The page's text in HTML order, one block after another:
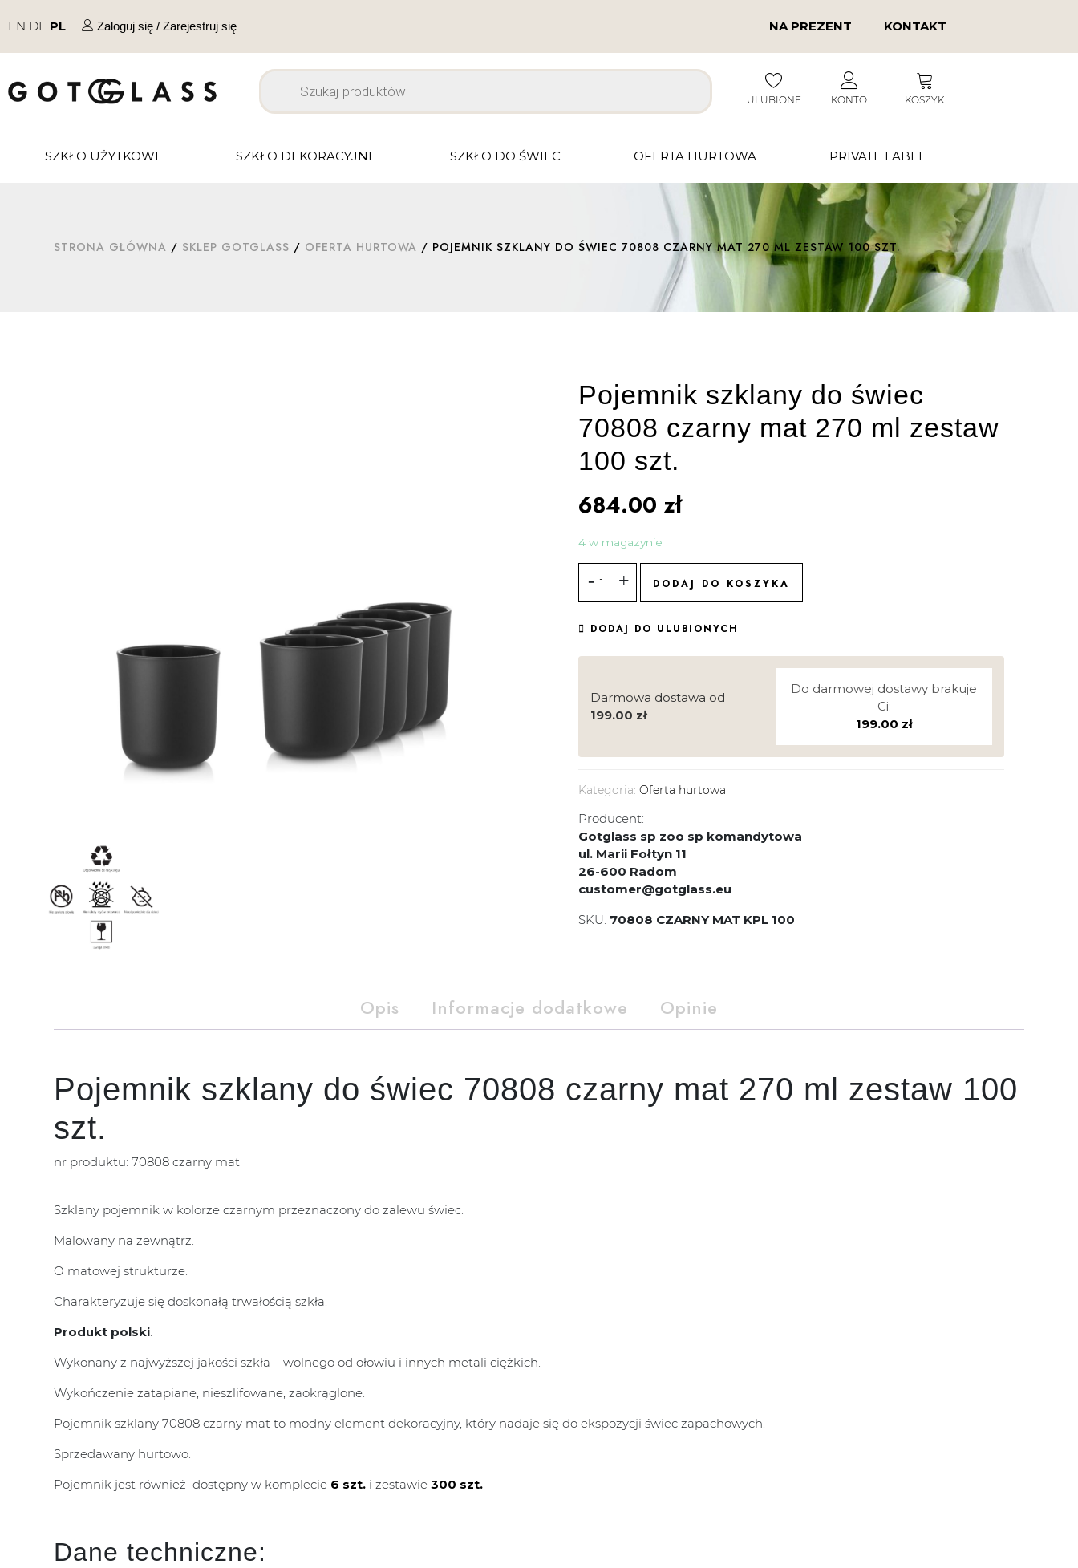
EN DE PL Zaloguj się / Zarejestruj się NA PREZENT KONTAKT
ULUBIONE KONTO KOSZYK
SZKŁO UŻYTKOWE SZKŁO DEKORACYJNE SZKŁO DO ŚWIEC OFERTA HURTOWA PRIVATE LABEL
STRONA GŁÓWNA / SKLEP GOTGLASS / OFERTA HURTOWA / POJEMNIK SZKLANY DO ŚWIEC 70808 CZARNY MAT 270 ML ZESTAW 100 SZT.
Pojemnik szklany do świec
70808 czarny mat 270 ml zestaw
100 szt.
684.00 zł
4 w magazynie
DODAJ DO KOSZYKA
DODAJ DO ULUBIONYCH
Darmowa dostawa od
199.00 zł
Do darmowej dostawy brakuje
Ci:
199.00 zł
Kategoria:Oferta hurtowa
Producent:
Gotglass sp zoo sp komandytowa
ul. Marii Fołtyn 11
26-600 Radom
customer@gotglass.eu
SKU: 70808 CZARNY MAT KPL 100
Opis Informacje dodatkowe Opinie
Pojemnik szklany do świec 70808 czarny mat 270 ml zestaw 100
szt.
nr produktu: 70808 czarny mat
Szklany pojemnik w kolorze czarnym przeznaczony do zalewu świec.
Malowany na zewnątrz.
O matowej strukturze.
Charakteryzuje się doskonałą trwałością szkła.
Produkt polski.
Wykonany z najwyższej jakości szkła – wolnego od ołowiu i innych metali ciężkich.
Wykończenie zatapiane, nieszlifowane, zaokrąglone.
Pojemnik szklany 70808 czarny mat to modny element dekoracyjny, który nadaje się do ekspozycji świec zapachowych.
Sprzedawany hurtowo.
Pojemnik jest również dostępny w komplecie 6 szt. i zestawie 300 szt.
Dane techniczne: